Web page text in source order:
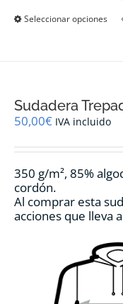
Seleccionar opciones
Sudadera
50,00€ IVA incluido
350 g/m², 85%
cordón.
Al comprar esta
acciones que lleva